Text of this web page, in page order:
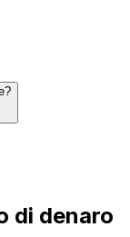
di denaro